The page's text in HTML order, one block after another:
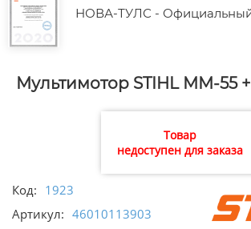
НОВА-ТУЛС - Официальный
Мультимотор STIHL ММ-55
Товар
недоступен для заказа
Код: 1923
Артикул: 46010113903